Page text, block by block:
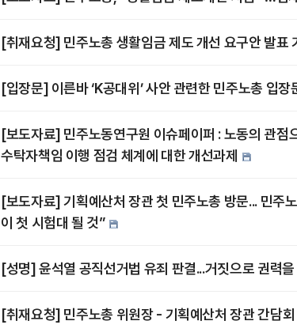
[취재요청] 민주노총 생활임금 제도 개선 요구안 발표
[입장문] 이른바 ‘K공대위’ 사안 관련한 민주노총 입장
[보도자료] 민주노동연구원 이슈페이퍼 : 노동의 관점
수탁자책임 이행 점검 체계에 대한 개선과제
[보도자료] 기획예산처 장관 첫 민주노총 방문... 민주
이 첫 시험대 될 것”
[성명] 윤석열 공직선거법 유죄 판결...거짓으로 권력
[취재요청] 민주노총 위원장 - 기획예산처 장관 간담회